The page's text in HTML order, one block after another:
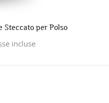
per Polso
incluse